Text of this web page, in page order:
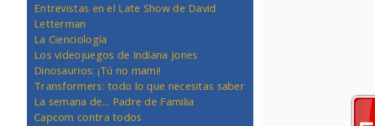
Entrevistas en el Late Show de David
Letterman
La Cienciología
Los videojuegos de Indiana Jones
Dinosaurios: ¡Tú no mami!
Transformers: todo lo que necesitas saber
La semana de... Padre de Familia
Capcom contra todos